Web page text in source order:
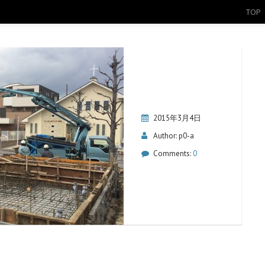
TOP
2015年3月4日
Author:p0-a
Comments: 0